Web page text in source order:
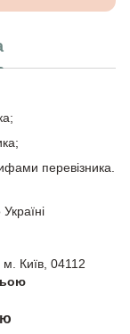
перевізника.
Київ, 04112